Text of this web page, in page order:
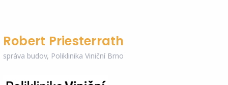
Robert Priesterrath
správa budov, Poliklinika Viniční Brno